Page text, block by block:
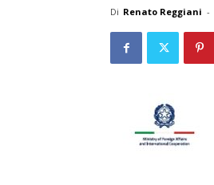
Di Renato Reggiani -